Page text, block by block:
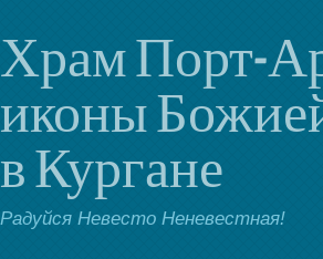
Храм Порт-
иконы
в Кургане
Радуйся Невесто Неневестная!